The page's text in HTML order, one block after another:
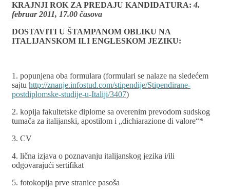
KRAJNJI ROK ZA PREDAJU KANDIDATURA: 4.
februar 2011, 17.00 časova
DOSTAVITI U ŠTAMPANOM OBLIKU NA
ITALIJANSKOM ILI ENGLESKOM JEZIKU:
1. popunjena oba formulara (formulari se nalaze na sledećem
sajtu http://znanje.infostud.com/stipendije/Stipendirane-
postdiplomske-studije-u-Italiji/3407)
2. kopija fakultetske diplome sa overenim prevodom sudskog
tumača za italijanski, apostilom i „dichiarazione di valore“*
3. CV
4. lična izjava o poznavanju italijanskog jezika i/ili
odgovarajući sertifikat
5. fotokopija prve stranice pasoša